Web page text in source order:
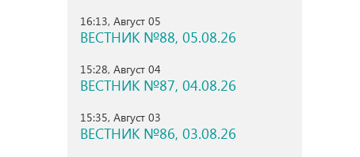
16:13, Август 05
ВЕСТНИК №88, 05.08.26
15:28, Август 04
ВЕСТНИК №87, 04.08.26
15:35, Август 03
ВЕСТНИК №86, 03.08.26